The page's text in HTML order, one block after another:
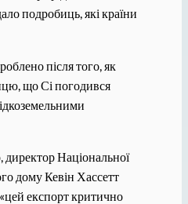
подробиць, які країни
після того, як
що Сі погодився
Національної
дому Кевін Хассетт
експорт критично